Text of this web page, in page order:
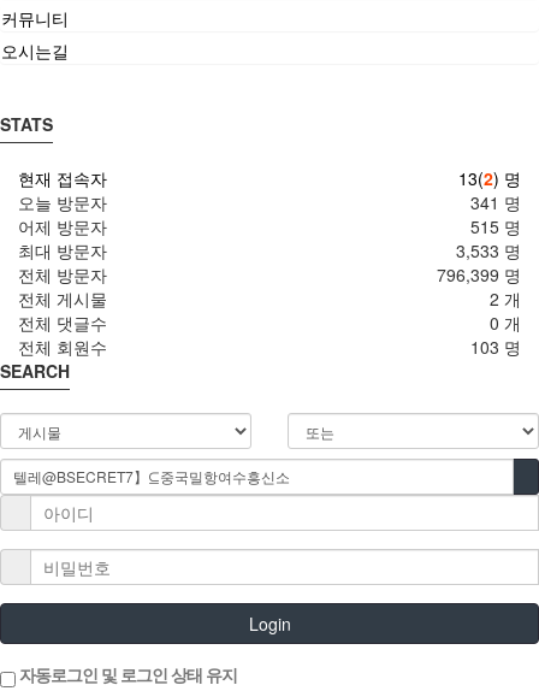
커뮤니티
오시는길
STATS
13(2) 명
현재 접속자
341 명
오늘 방문자
515 명
어제 방문자
3,533 명
최대 방문자
796,399 명
전체 방문자
2 개
전체 게시물
0 개
전체 댓글수
103 명
전체 회원수
SEARCH
Login
자동로그인 및 로그인 상태 유지